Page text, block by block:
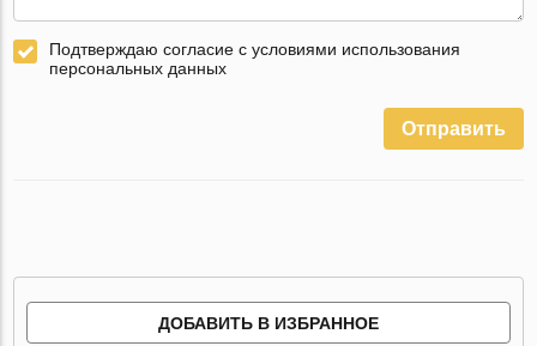
Подтверждаю согласие с условиями использования
персональных данных
Отправить
ДОБАВИТЬ В ИЗБРАННОЕ